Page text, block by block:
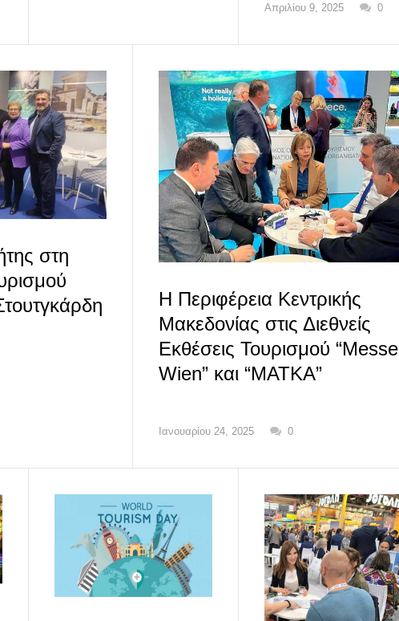
Απριλίου 9, 2025 0
στη
Η Περιφέρεια Κεντρικής
Μακεδονίας στις Διεθνείς
Εκθέσεις Τουρισμού “Messe
Wien” και “ΜΑΤΚΑ”
Ιανουαρίου 24, 2025 0